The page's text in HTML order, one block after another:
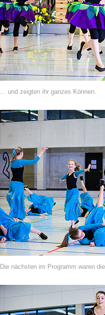
... und zeigten ihr ganzes Können.
Die nächsten im Programm waren